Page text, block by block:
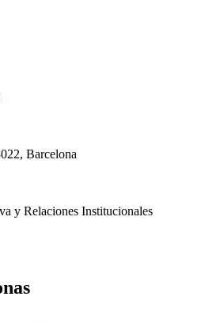
Barcelona
y Relaciones Institucionales